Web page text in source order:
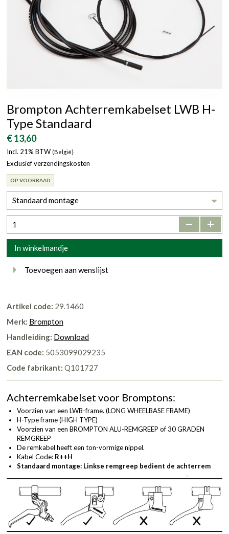
Brompton Achterremkabelset LWB H-
Type Standaard
€ 13,60
Incl. 21% BTW (België}
Exclusief verzendingskosten
OP VOORRAAD
Standaard montage
- +
In winkelmandje
Toevoegen aan wenslijst
Artikel code: 29.1460
Merk: Brompton
Handleiding: Download
EAN code: 5053099029235
Code fabrikant: Q101727
Achterremkabelset voor Bromptons:
Voorzien van een LWB-frame. (LONG WHEELBASE FRAME)
H-Type frame (HIGH TYPE)
Voorzien van een BROMPTON ALU-REMGREEP of 30 GRADEN
REMGREEP
De remkabel heeft een ton-vormige nippel.
Kabel Code: R++H
Standaard montage: Linkse remgreep bedient de achterrem